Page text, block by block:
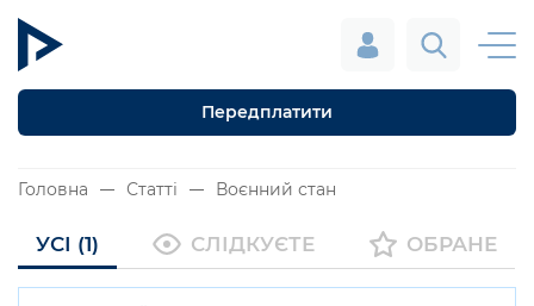
Передплатити
Головна Статті Воєнний стан
УСІ (1) СЛІДКУЄТЕ ОБРАНЕ